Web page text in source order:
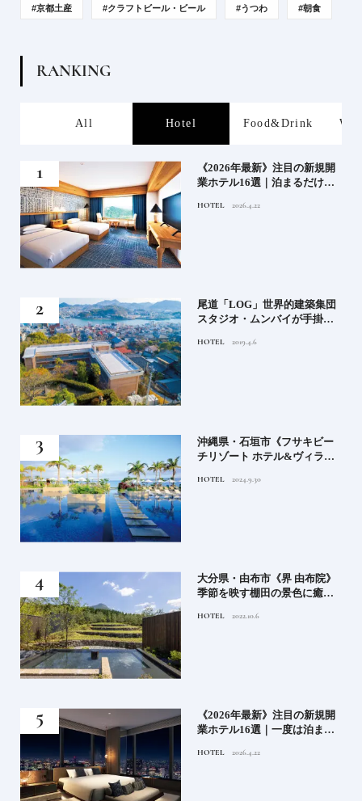
#京都土産 #クラフトビール・ビール #うつわ #朝食
RANKING
All Hotel Food&Drink
《2026年最新》注目の新規開
業ホテル16選｜泊まるだけで
ル
HOTEL 2026.4.22
尾道「LOG」世界的建築集団
スタジオ・ムンバイが手掛け
HOTEL 2019.4.6
沖縄県・石垣市《フサキビー
チリゾート ホテル&ヴィラ
でゆるりと島時間を楽しむ
HOTEL 2024.9.30
大分県・由布市《界 由布院》
季節を映す棚田の景色に癒さ
HOTEL 2022.10.6
《2026年最新》注目の新規開
業ホテル16選｜一度は泊まり
ホテル
HOTEL 2026.4.22